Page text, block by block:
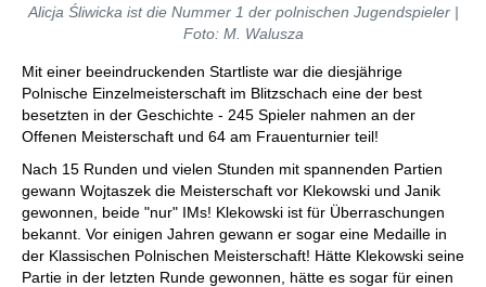
Alicja Śliwicka ist die Nummer 1 der polnischen Jugendspieler |
Foto: M. Walusza
Mit einer beeindruckenden Startliste war die diesjährige
Polnische Einzelmeisterschaft im Blitzschach eine der best
besetzten in der Geschichte - 245 Spieler nahmen an der
Offenen Meisterschaft und 64 am Frauenturnier teil!
Nach 15 Runden und vielen Stunden mit spannenden Partien
gewann Wojtaszek die Meisterschaft vor Klekowski und Janik
gewonnen, beide "nur" IMs! Klekowski ist für Überraschungen
bekannt. Vor einigen Jahren gewann er sogar eine Medaille in
der Klassischen Polnischen Meisterschaft! Hätte Klekowski seine
Partie in der letzten Runde gewonnen, hätte es sogar für einen